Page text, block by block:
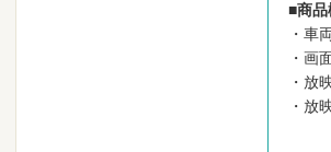
■商品
・車
・画
・放
・放